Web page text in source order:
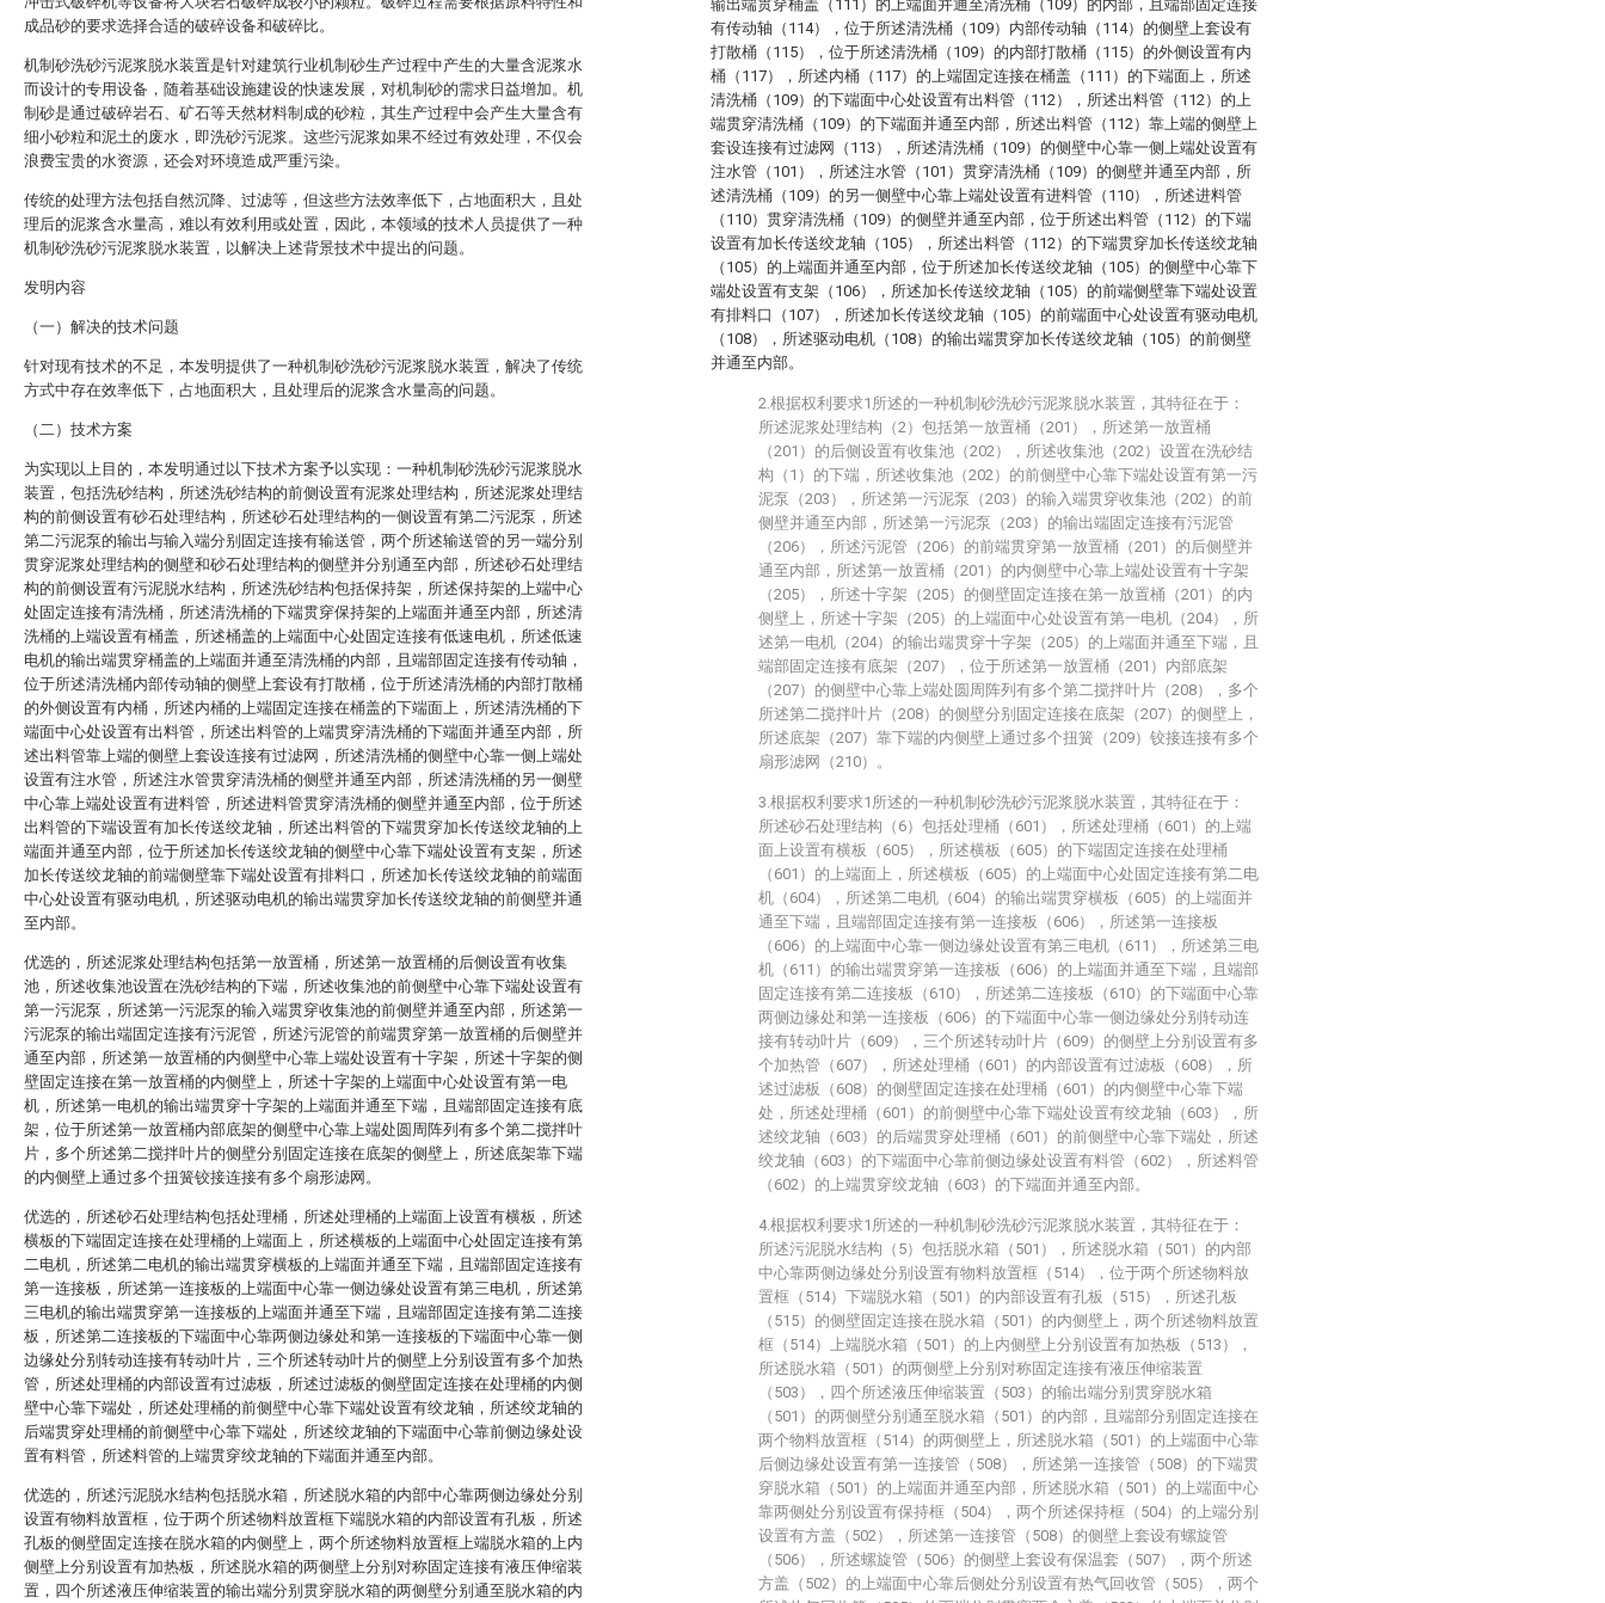
成品砂的要求选择合适的破碎设备和破碎比。
机制砂洗砂污泥浆脱水装置是针对建筑行业机制砂生产过程中产生的大量含泥浆水
而设计的专用设备，随着基础设施建设的快速发展，对机制砂的需求日益增加。机
制砂是通过破碎岩石、矿石等天然材料制成的砂粒，其生产过程中会产生大量含有
细小砂粒和泥土的废水，即洗砂污泥浆。这些污泥浆如果不经过有效处理，不仅会
浪费宝贵的水资源，还会对环境造成严重污染。
传统的处理方法包括自然沉降、过滤等，但这些方法效率低下，占地面积大，且处
理后的泥浆含水量高，难以有效利用或处置，因此，本领域的技术人员提供了一种
机制砂洗砂污泥浆脱水装置，以解决上述背景技术中提出的问题。
发明内容
（一）解决的技术问题
针对现有技术的不足，本发明提供了一种机制砂洗砂污泥浆脱水装置，解决了传统
方式中存在效率低下，占地面积大，且处理后的泥浆含水量高的问题。
（二）技术方案
为实现以上目的，本发明通过以下技术方案予以实现：一种机制砂洗砂污泥浆脱水
装置，包括洗砂结构，所述洗砂结构的前侧设置有泥浆处理结构，所述泥浆处理结
构的前侧设置有砂石处理结构，所述砂石处理结构的一侧设置有第二污泥泵，所述
第二污泥泵的输出与输入端分别固定连接有输送管，两个所述输送管的另一端分别
贯穿泥浆处理结构的侧壁和砂石处理结构的侧壁并分别通至内部，所述砂石处理结
构的前侧设置有污泥脱水结构，所述洗砂结构包括保持架，所述保持架的上端中心
处固定连接有清洗桶，所述清洗桶的下端贯穿保持架的上端面并通至内部，所述清
洗桶的上端设置有桶盖，所述桶盖的上端面中心处固定连接有低速电机，所述低速
电机的输出端贯穿桶盖的上端面并通至清洗桶的内部，且端部固定连接有传动轴，
位于所述清洗桶内部传动轴的侧壁上套设有打散桶，位于所述清洗桶的内部打散桶
的外侧设置有内桶，所述内桶的上端固定连接在桶盖的下端面上，所述清洗桶的下
端面中心处设置有出料管，所述出料管的上端贯穿清洗桶的下端面并通至内部，所
述出料管靠上端的侧壁上套设连接有过滤网，所述清洗桶的侧壁中心靠一侧上端处
设置有注水管，所述注水管贯穿清洗桶的侧壁并通至内部，所述清洗桶的另一侧壁
中心靠上端处设置有进料管，所述进料管贯穿清洗桶的侧壁并通至内部，位于所述
出料管的下端设置有加长传送绞龙轴，所述出料管的下端贯穿加长传送绞龙轴的上
端面并通至内部，位于所述加长传送绞龙轴的侧壁中心靠下端处设置有支架，所述
加长传送绞龙轴的前端侧壁靠下端处设置有排料口，所述加长传送绞龙轴的前端面
中心处设置有驱动电机，所述驱动电机的输出端贯穿加长传送绞龙轴的前侧壁并通
至内部。
优选的，所述泥浆处理结构包括第一放置桶，所述第一放置桶的后侧设置有收集
池，所述收集池设置在洗砂结构的下端，所述收集池的前侧壁中心靠下端处设置有
第一污泥泵，所述第一污泥泵的输入端贯穿收集池的前侧壁并通至内部，所述第一
污泥泵的输出端固定连接有污泥管，所述污泥管的前端贯穿第一放置桶的后侧壁并
通至内部，所述第一放置桶的内侧壁中心靠上端处设置有十字架，所述十字架的侧
壁固定连接在第一放置桶的内侧壁上，所述十字架的上端面中心处设置有第一电
机，所述第一电机的输出端贯穿十字架的上端面并通至下端，且端部固定连接有底
架，位于所述第一放置桶内部底架的侧壁中心靠上端处圆周阵列有多个第二搅拌叶
片，多个所述第二搅拌叶片的侧壁分别固定连接在底架的侧壁上，所述底架靠下端
的内侧壁上通过多个扭簧铰接连接有多个扇形滤网。
优选的，所述砂石处理结构包括处理桶，所述处理桶的上端面上设置有横板，所述
横板的下端固定连接在处理桶的上端面上，所述横板的上端面中心处固定连接有第
二电机，所述第二电机的输出端贯穿横板的上端面并通至下端，且端部固定连接有
第一连接板，所述第一连接板的上端面中心靠一侧边缘处设置有第三电机，所述第
三电机的输出端贯穿第一连接板的上端面并通至下端，且端部固定连接有第二连接
板，所述第二连接板的下端面中心靠两侧边缘处和第一连接板的下端面中心靠一侧
边缘处分别转动连接有转动叶片，三个所述转动叶片的侧壁上分别设置有多个加热
管，所述处理桶的内部设置有过滤板，所述过滤板的侧壁固定连接在处理桶的内侧
壁中心靠下端处，所述处理桶的前侧壁中心靠下端处设置有绞龙轴，所述绞龙轴的
后端贯穿处理桶的前侧壁中心靠下端处，所述绞龙轴的下端面中心靠前侧边缘处设
置有料管，所述料管的上端贯穿绞龙轴的下端面并通至内部。
优选的，所述污泥脱水结构包括脱水箱，所述脱水箱的内部中心靠两侧边缘处分别
设置有物料放置框，位于两个所述物料放置框下端脱水箱的内部设置有孔板，所述
孔板的侧壁固定连接在脱水箱的内侧壁上，两个所述物料放置框上端脱水箱的上内
侧壁上分别设置有加热板，所述脱水箱的两侧壁上分别对称固定连接有液压伸缩装
置，四个所述液压伸缩装置的输出端分别贯穿脱水箱的两侧壁分别通至脱水箱的内
输出端贯穿桶盖（111）的上端面并通至清洗桶（109）的内部，且端部固定连接
有传动轴（114），位于所述清洗桶（109）内部传动轴（114）的侧壁上套设有
打散桶（115），位于所述清洗桶（109）的内部打散桶（115）的外侧设置有内
桶（117），所述内桶（117）的上端固定连接在桶盖（111）的下端面上，所述
清洗桶（109）的下端面中心处设置有出料管（112），所述出料管（112）的上
端贯穿清洗桶（109）的下端面并通至内部，所述出料管（112）靠上端的侧壁上
套设连接有过滤网（113），所述清洗桶（109）的侧壁中心靠一侧上端处设置有
注水管（101），所述注水管（101）贯穿清洗桶（109）的侧壁并通至内部，所
述清洗桶（109）的另一侧壁中心靠上端处设置有进料管（110），所述进料管
（110）贯穿清洗桶（109）的侧壁并通至内部，位于所述出料管（112）的下端
设置有加长传送绞龙轴（105），所述出料管（112）的下端贯穿加长传送绞龙轴
（105）的上端面并通至内部，位于所述加长传送绞龙轴（105）的侧壁中心靠下
端处设置有支架（106），所述加长传送绞龙轴（105）的前端侧壁靠下端处设置
有排料口（107），所述加长传送绞龙轴（105）的前端面中心处设置有驱动电机
（108），所述驱动电机（108）的输出端贯穿加长传送绞龙轴（105）的前侧壁
并通至内部。
2.根据权利要求1所述的一种机制砂洗砂污泥浆脱水装置，其特征在于：
所述泥浆处理结构（2）包括第一放置桶（201），所述第一放置桶
（201）的后侧设置有收集池（202），所述收集池（202）设置在洗砂结
构（1）的下端，所述收集池（202）的前侧壁中心靠下端处设置有第一污
泥泵（203），所述第一污泥泵（203）的输入端贯穿收集池（202）的前
侧壁并通至内部，所述第一污泥泵（203）的输出端固定连接有污泥管
（206），所述污泥管（206）的前端贯穿第一放置桶（201）的后侧壁并
通至内部，所述第一放置桶（201）的内侧壁中心靠上端处设置有十字架
（205），所述十字架（205）的侧壁固定连接在第一放置桶（201）的内
侧壁上，所述十字架（205）的上端面中心处设置有第一电机（204），所
述第一电机（204）的输出端贯穿十字架（205）的上端面并通至下端，且
端部固定连接有底架（207），位于所述第一放置桶（201）内部底架
（207）的侧壁中心靠上端处圆周阵列有多个第二搅拌叶片（208），多个
所述第二搅拌叶片（208）的侧壁分别固定连接在底架（207）的侧壁上，
所述底架（207）靠下端的内侧壁上通过多个扭簧（209）铰接连接有多个
扇形滤网（210）。
3.根据权利要求1所述的一种机制砂洗砂污泥浆脱水装置，其特征在于：
所述砂石处理结构（6）包括处理桶（601），所述处理桶（601）的上端
面上设置有横板（605），所述横板（605）的下端固定连接在处理桶
（601）的上端面上，所述横板（605）的上端面中心处固定连接有第二电
机（604），所述第二电机（604）的输出端贯穿横板（605）的上端面并
通至下端，且端部固定连接有第一连接板（606），所述第一连接板
（606）的上端面中心靠一侧边缘处设置有第三电机（611），所述第三电
机（611）的输出端贯穿第一连接板（606）的上端面并通至下端，且端部
固定连接有第二连接板（610），所述第二连接板（610）的下端面中心靠
两侧边缘处和第一连接板（606）的下端面中心靠一侧边缘处分别转动连
接有转动叶片（609），三个所述转动叶片（609）的侧壁上分别设置有多
个加热管（607），所述处理桶（601）的内部设置有过滤板（608），所
述过滤板（608）的侧壁固定连接在处理桶（601）的内侧壁中心靠下端
处，所述处理桶（601）的前侧壁中心靠下端处设置有绞龙轴（603），所
述绞龙轴（603）的后端贯穿处理桶（601）的前侧壁中心靠下端处，所述
绞龙轴（603）的下端面中心靠前侧边缘处设置有料管（602），所述料管
（602）的上端贯穿绞龙轴（603）的下端面并通至内部。
4.根据权利要求1所述的一种机制砂洗砂污泥浆脱水装置，其特征在于：
所述污泥脱水结构（5）包括脱水箱（501），所述脱水箱（501）的内部
中心靠两侧边缘处分别设置有物料放置框（514），位于两个所述物料放
置框（514）下端脱水箱（501）的内部设置有孔板（515），所述孔板
（515）的侧壁固定连接在脱水箱（501）的内侧壁上，两个所述物料放置
框（514）上端脱水箱（501）的上内侧壁上分别设置有加热板（513），
所述脱水箱（501）的两侧壁上分别对称固定连接有液压伸缩装置
（503），四个所述液压伸缩装置（503）的输出端分别贯穿脱水箱
（501）的两侧壁分别通至脱水箱（501）的内部，且端部分别固定连接在
两个物料放置框（514）的两侧壁上，所述脱水箱（501）的上端面中心靠
后侧边缘处设置有第一连接管（508），所述第一连接管（508）的下端贯
穿脱水箱（501）的上端面并通至内部，所述脱水箱（501）的上端面中心
靠两侧处分别设置有保持框（504），两个所述保持框（504）的上端分别
设置有方盖（502），所述第一连接管（508）的侧壁上套设有螺旋管
（506），所述螺旋管（506）的侧壁上套设有保温套（507），两个所述
方盖（502）的上端面中心靠后侧处分别设置有热气回收管（505），两个